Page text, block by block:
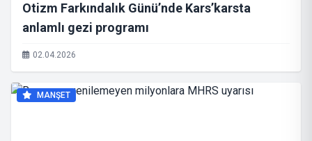
Otizm Farkındalık Günü’nde Kars’karsta
anlamlı gezi programı
02.04.2026
MANŞET